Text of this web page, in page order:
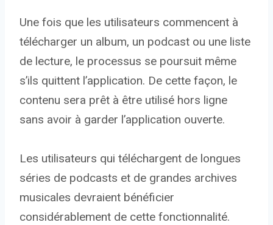
Une fois que les utilisateurs commencent à
télécharger un album, un podcast ou une liste
de lecture, le processus se poursuit même
s’ils quittent l’application. De cette façon, le
contenu sera prêt à être utilisé hors ligne
sans avoir à garder l’application ouverte.
Les utilisateurs qui téléchargent de longues
séries de podcasts et de grandes archives
musicales devraient bénéficier
considérablement de cette fonctionnalité.